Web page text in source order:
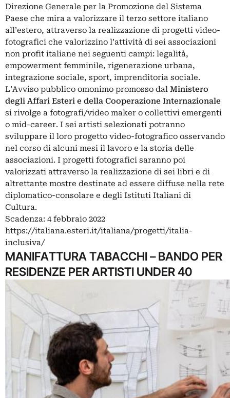
Direzione Generale per la Promozione del Sistema
Paese che mira a valorizzare il terzo settore italiano
all’estero, attraverso la realizzazione di progetti video-
fotografici che valorizzino l’attività di sei associazioni
non profit italiane nei seguenti campi: legalità,
empowerment femminile, rigenerazione urbana,
integrazione sociale, sport, imprenditoria sociale.
L’Avviso pubblico omonimo promosso dal Ministero
degli Affari Esteri e della Cooperazione Internazionale
si rivolge a fotografi/video maker o collettivi emergenti
o mid-career. I sei artisti selezionati potranno
sviluppare il loro progetto video-fotografico osservando
nel corso di alcuni mesi il lavoro e la storia delle
associazioni. I progetti fotografici saranno poi
valorizzati attraverso la realizzazione di sei libri e di
altrettante mostre destinate ad essere diffuse nella rete
diplomatico-consolare e degli Istituti Italiani di
Cultura.
Scadenza: 4 febbraio 2022
https://italiana.esteri.it/italiana/progetti/italia-
inclusiva/
MANIFATTURA TABACCHI – BANDO PER
RESIDENZE PER ARTISTI UNDER 40